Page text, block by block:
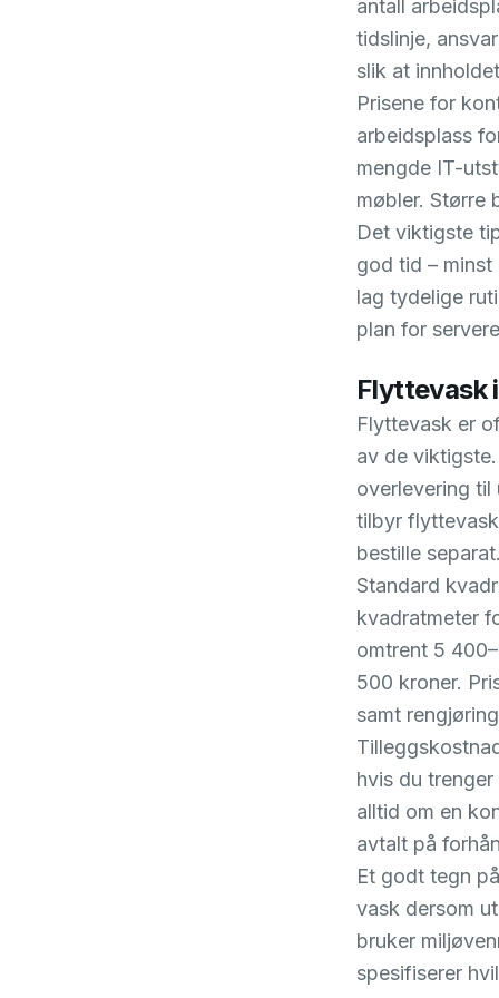
antall
tidslinje,
slik at
Prisene for
arbeidsplass
mengde IT-
møbler. Større
Det viktigste
god tid –
lag tydelige
plan for
Flyttevask
Flyttevask er
av de
overlevering til
tilbyr
bestille
Standard
kvadratmeter
omtrent 5
500 kroner.
samt
hvis du
alltid om en
avtalt på
Et godt tegn
vask dersom
bruker
spesifiserer